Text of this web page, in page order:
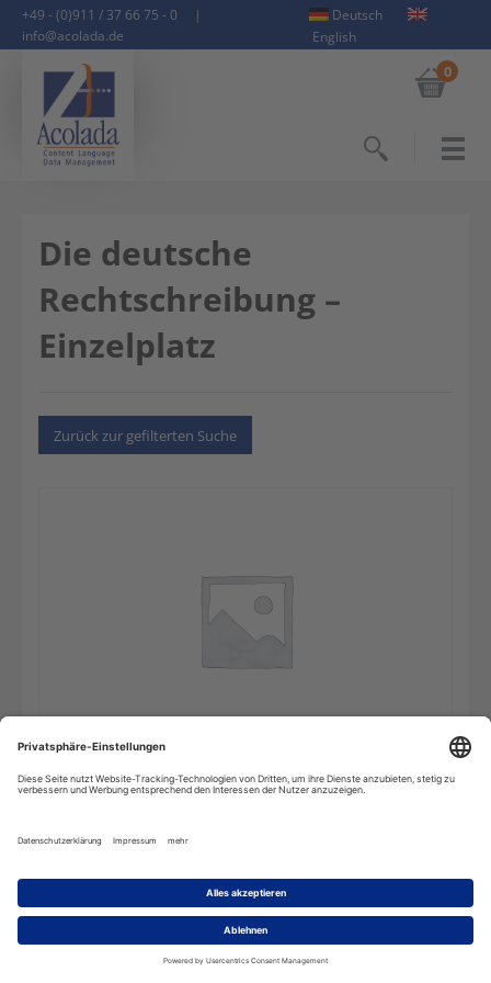
+49 - (0)911 / 37 66 75 - 0
|
info@acolada.de
Deutsch
English
0
Die deutsche
Rechtschreibung –
Einzelplatz
Zurück zur gefilterten Suche
Die
Rechtschreibung
Einzelplatz
Menge
Beschreibung